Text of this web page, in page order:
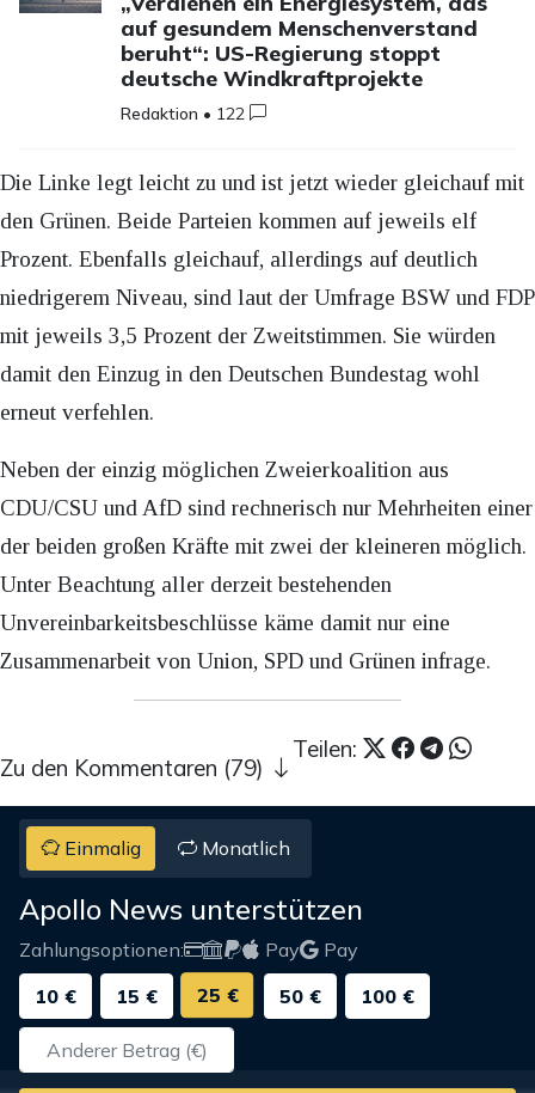
auf gesundem Menschenverstand
beruht“: US-Regierung stoppt
deutsche Windkraftprojekte
Redaktion • 122
Die Linke legt leicht zu und ist jetzt wieder gleichauf mit
den Grünen. Beide Parteien kommen auf jeweils elf
Prozent. Ebenfalls gleichauf, allerdings auf deutlich
niedrigerem Niveau, sind laut der Umfrage BSW und FDP
mit jeweils 3,5 Prozent der Zweitstimmen. Sie würden
damit den Einzug in den Deutschen Bundestag wohl
erneut verfehlen.
Neben der einzig möglichen Zweierkoalition aus
CDU/CSU und AfD sind rechnerisch nur Mehrheiten einer
der beiden großen Kräfte mit zwei der kleineren möglich.
Unter Beachtung aller derzeit bestehenden
Unvereinbarkeitsbeschlüsse käme damit nur eine
Zusammenarbeit von Union, SPD und Grünen infrage.
Teilen:
Zu den Kommentaren (79)
Einmalig Monatlich
Apollo News unterstützen
Zahlungsoptionen: Pay
Pay
10 €
15 € 25 € 50 € 100 €